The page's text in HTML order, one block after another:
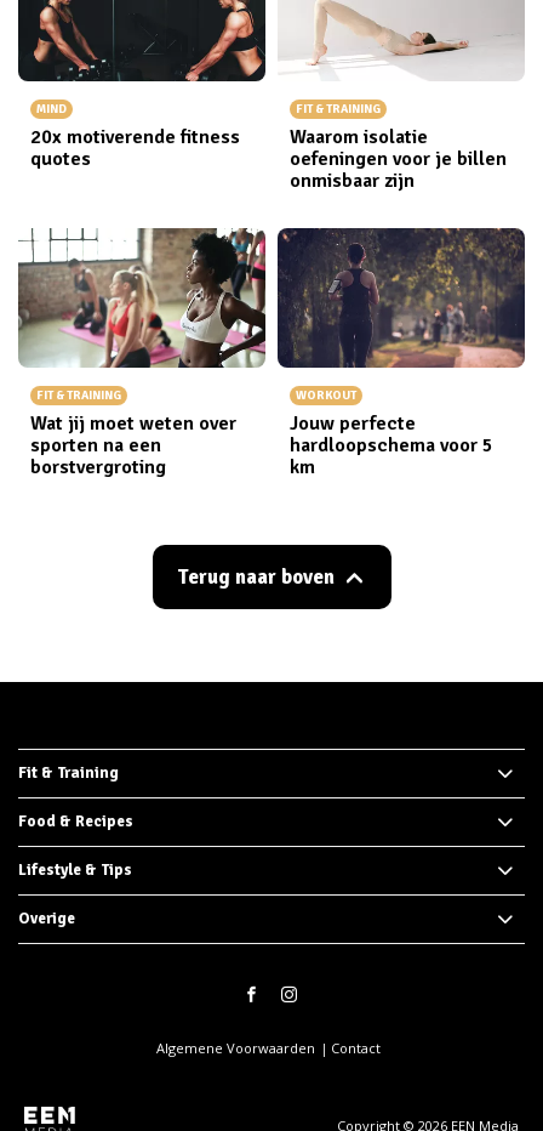
MIND
20x motiverende fitness
quotes
FIT & TRAINING
Waarom isolatie
oefeningen voor je billen
onmisbaar zijn
FIT & TRAINING
Wat jij moet weten over
sporten na een
borstvergroting
WORKOUT
Jouw perfecte
hardloopschema voor 5
km
Terug naar boven
Fit & Training
Food & Recipes
Lifestyle & Tips
Overige
Copyright © 2026 EEN Media
Algemene Voorwaarden Contact